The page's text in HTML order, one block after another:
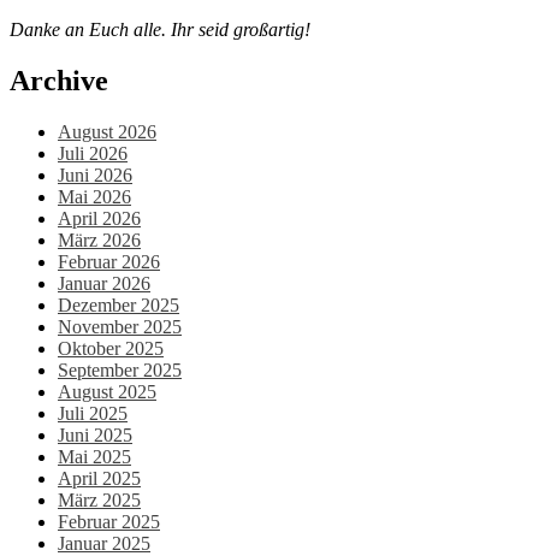
Danke an Euch alle. Ihr seid großartig!
Archive
August 2026
Juli 2026
Juni 2026
Mai 2026
April 2026
März 2026
Februar 2026
Januar 2026
Dezember 2025
November 2025
Oktober 2025
September 2025
August 2025
Juli 2025
Juni 2025
Mai 2025
April 2025
März 2025
Februar 2025
Januar 2025